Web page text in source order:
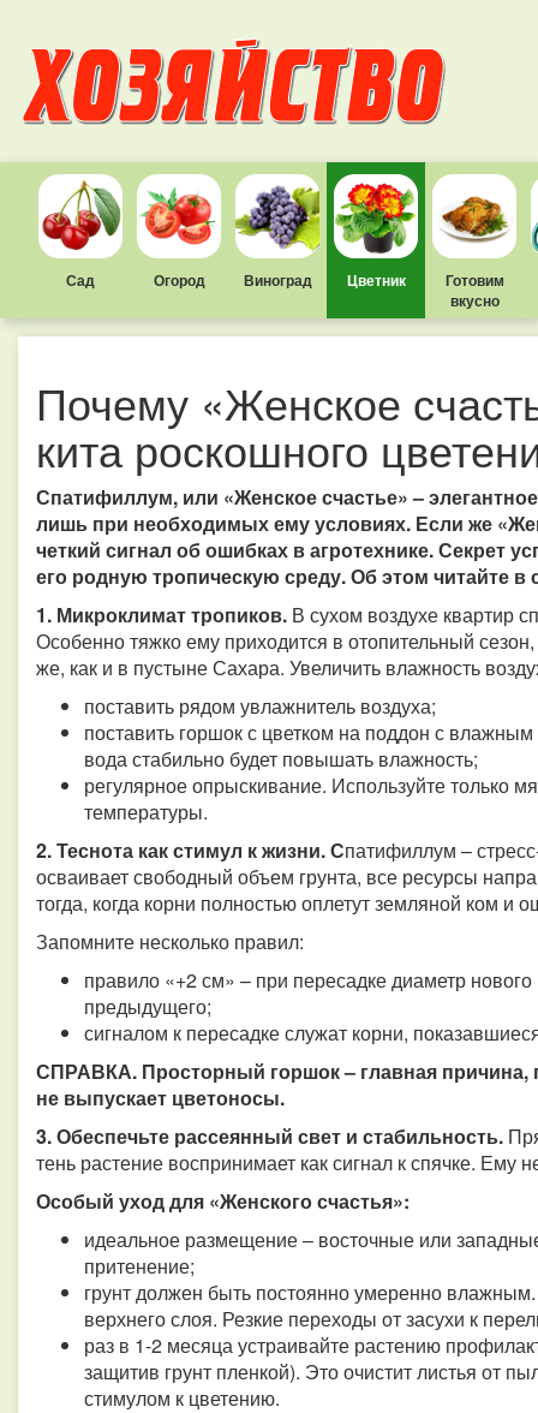
Сад Огород Виноград Цветник
Готовим
вкусно
Почему «Женское
кита роскошного
Спатифиллум, или «Женское счастье» –
лишь при необходимых ему условиях. Если же
четкий сигнал об ошибках в агротехнике. Секрет
его родную тропическую среду. Об этом читайте в
1. Микроклимат тропиков. В сухом воздухе квартир
Особенно тяжко ему приходится в отопительный
же, как и в пустыне Сахара. Увеличить влажность
поставить рядом увлажнитель воздуха;
поставить горшок с цветком на поддон с
вода стабильно будет повышать влажность;
регулярное опрыскивание. Используйте только
температуры.
2. Теснота как стимул к жизни. Спатифиллум –
осваивает свободный объем грунта, все ресурсы
тогда, когда корни полностью оплетут земляной ком и
Запомните несколько правил:
правило «+2 см» – при пересадке диаметр
предыдущего;
сигналом к пересадке служат корни,
СПРАВКА. Просторный горшок – главная причина,
не выпускает цветоносы.
3. Обеспечьте рассеянный свет и стабильность.
тень растение воспринимает как сигнал к спячке. Ему
Особый уход для «Женского счастья»:
идеальное размещение – восточные или
притенение;
грунт должен быть постоянно умеренно
верхнего слоя. Резкие переходы от засухи к
раз в 1-2 месяца устраивайте растению
защитив грунт пленкой). Это очистит листья от
стимулом к цветению.